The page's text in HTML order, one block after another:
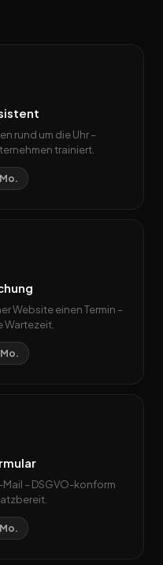
rund um die Uhr –
trainiert.
Website einen Termin –
Wartezeit.
– DSGVO-konform